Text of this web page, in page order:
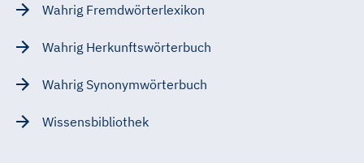
Wahrig Fremdwörterlexikon
Wahrig Herkunftswörterbuch
Wahrig Synonymwörterbuch
Wissensbibliothek